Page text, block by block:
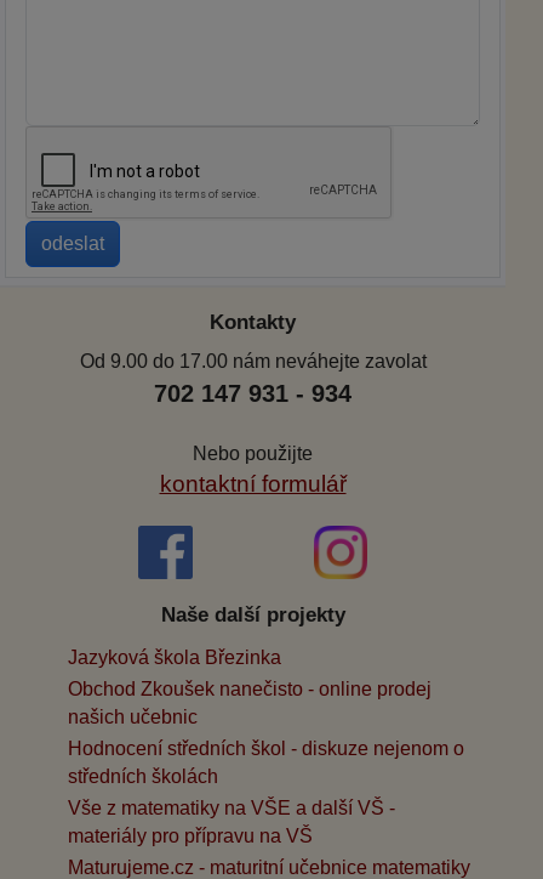
Kontakty
Od 9.00 do 17.00 nám neváhejte zavolat
702 147 931 - 934
Nebo použijte
kontaktní formulář
Naše další projekty
Jazyková škola Březinka
Obchod Zkoušek nanečisto - online prodej
našich učebnic
Hodnocení středních škol - diskuze nejenom o
středních školách
Vše z matematiky na VŠE a další VŠ -
materiály pro přípravu na VŠ
Maturujeme.cz - maturitní učebnice matematiky